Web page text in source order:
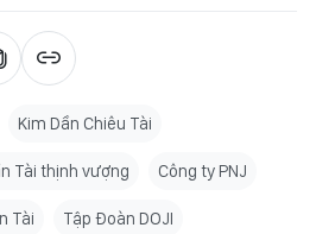
Kim Dần Chiêu Tài
Tài thịnh vượng Công ty PNJ
Tài Tập Đoàn DOJI